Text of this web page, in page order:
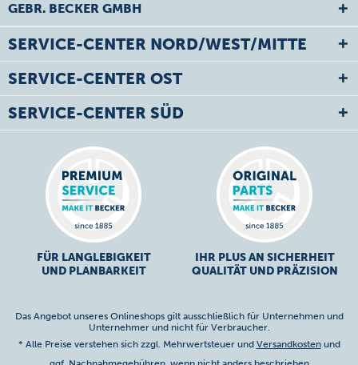
GEBR. BECKER GMBH
SERVICE-CENTER NORD/WEST/MITTE
SERVICE-CENTER OST
SERVICE-CENTER SÜD
FÜR LANGLEBIGKEIT
UND PLANBARKEIT
IHR PLUS AN SICHERHEIT
QUALITÄT UND PRÄZISION
Das Angebot unseres Onlineshops gilt ausschließlich für Unternehmen und
Unternehmer und nicht für Verbraucher.
* Alle Preise verstehen sich zzgl. Mehrwertsteuer und Versandkostenund